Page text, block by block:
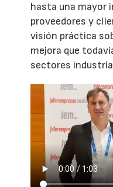
hasta una mayor
proveedores y
visión práctica
mejora que
sectores